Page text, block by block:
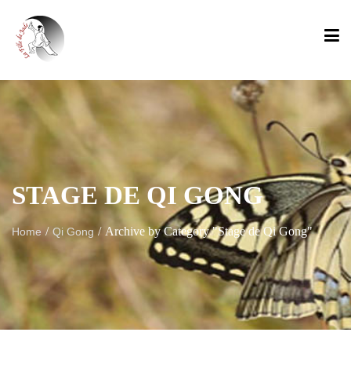
STAGE DE QI GONG
Home / Qi Gong / Archive by Category "Stage de Qi Gong"